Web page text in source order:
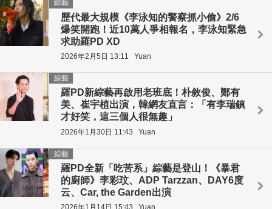
歷代最大規模《李泳知的警察抓小偷》2/6
爆笑開跑！近10萬人爭相報名，李泳知緊急
求助羅PD XD
綜藝
2026年2月5日 13:11 Yuan
羅PD新綜藝再啟用老班底！朴敘俊、鄭有
美、崔宇植出演，韓網友直言：「有李瑞鎮
才好笑，這三個人很無趣」
綜藝
2026年1月30日 11:43 Yuan
羅PD全新「吃苦系」綜藝是登山！《暴君
的廚師》李彩玟、ADP Tarzzan、DAY6度
云、Car, the Garden出演
綜藝